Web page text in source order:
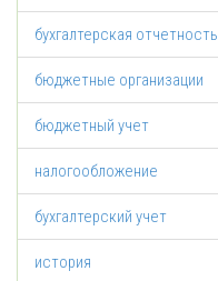
бухгалтерская отчетность
бюджетные организации
бюджетный учет
налогообложение
бухгалтерский учет
история